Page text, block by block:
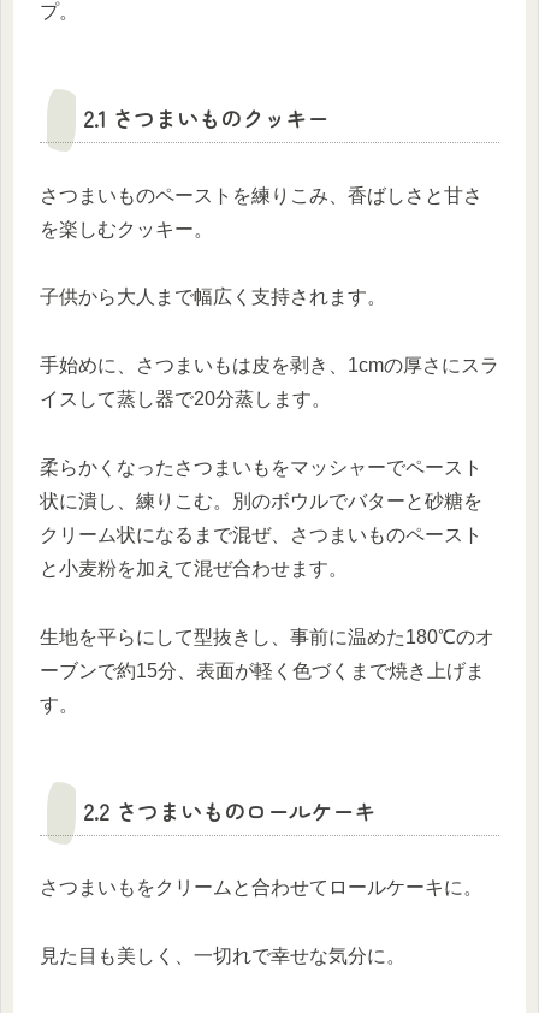
プ。
2.1 さつまいものクッキー
さつまいものペーストを練りこみ、香ばしさと甘さ
を楽しむクッキー。
子供から大人まで幅広く支持されます。
手始めに、さつまいもは皮を剥き、1cmの厚さにスラ
イスして蒸し器で20分蒸します。
柔らかくなったさつまいもをマッシャーでペースト
状に潰し、練りこむ。別のボウルでバターと砂糖を
クリーム状になるまで混ぜ、さつまいものペースト
と小麦粉を加えて混ぜ合わせます。
生地を平らにして型抜きし、事前に温めた180℃のオ
ーブンで約15分、表面が軽く色づくまで焼き上げま
す。
2.2 さつまいものロールケーキ
さつまいもをクリームと合わせてロールケーキに。
見た目も美しく、一切れで幸せな気分に。